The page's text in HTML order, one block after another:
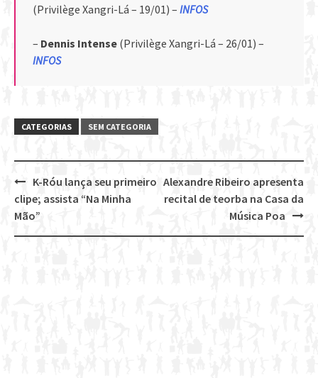
(Privilège Xangri-Lá – 19/01) – INFOS
– Dennis Intense (Privilège Xangri-Lá – 26/01) –
INFOS
CATEGORIAS SEM CATEGORIA
Post
navigation
Alexandre Ribeiro apresenta
recital de teorba na Casa da
Música Poa
K-Róu lança seu primeiro
clipe; assista “Na Minha
Mão”